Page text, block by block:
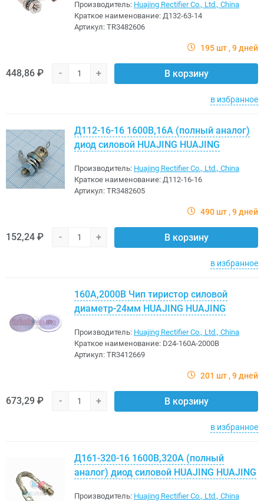
Производитель: Huajing Rectifier Co., Ltd., China
Краткое наименование: Д132-63-14
Артикул: TR3482606
195 шт 9 дней
448,86 ₽ - + В корзину
в избранное
Д112-16-16 1600В,16A (полный аналог)
диод силовой HUAJING HUAJING
Производитель: Huajing Rectifier Co., Ltd., China
Краткое наименование: Д112-16-16
Артикул: TR3482605
490 шт 9 дней
152,24 ₽ - + В корзину
в избранное
160A,2000В Чип тиристор силовой
диаметр-24мм HUAJING HUAJING
Производитель: Huajing Rectifier Co., Ltd., China
Краткое наименование: D24-160A-2000В
Артикул: TR3412669
201 шт 9 дней
673,29 ₽ - + В корзину
в избранное
Д161-320-16 1600В,320A (полный
аналог) диод силовой HUAJING HUAJING
Производитель: Huajing Rectifier Co., Ltd., China